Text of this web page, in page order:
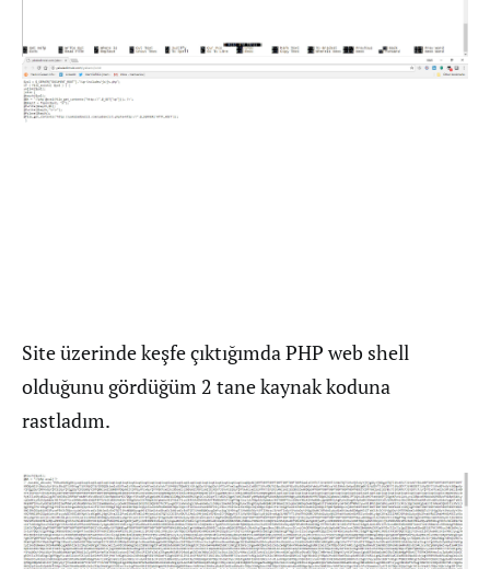
Site üzerinde keşfe çıktığımda PHP web shell
olduğunu gördüğüm 2 tane kaynak koduna
rastladım.